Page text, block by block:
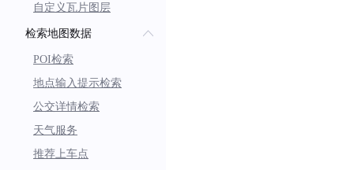
自定义瓦片图层
检索地图数据
POI检索
地点输入提示检索
公交详情检索
天气服务
推荐上车点